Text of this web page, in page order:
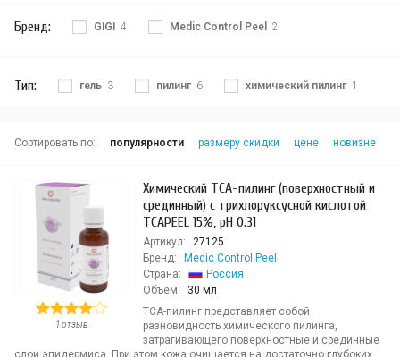
Бренд: GIGI 4 Medic Control Peel 2
Тип: гель 3 пилинг 6 химический пилинг 1
Сортировать по: популярности размеру скидки цене новизне
1 отзыв
Химический ТСА-пилинг (поверхностный и
срединный) с трихлоруксусной кислотой
TСAPEEL 15%, pH 0.31
Артикул:
27125
Бренд:
Medic Control Peel
Страна:
Россия
Объем:
30 мл
ТСА-пилинг представляет собой
разновидность химического пилинга,
затрагивающего поверхностные и срединные
слои эпидермиса. При этом кожа очищается на достаточно глубоких